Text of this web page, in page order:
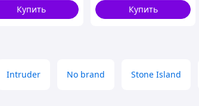
Купить Купить
Intruder No brand Stone Island